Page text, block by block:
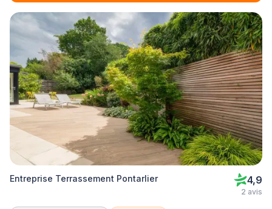
Entreprise Terrassement Pontarlier 4,9
2 avis